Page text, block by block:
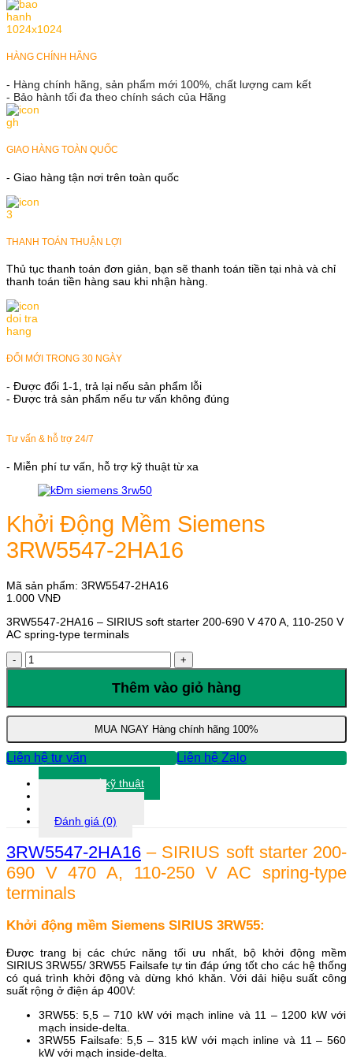
HÀNG CHÍNH HÃNG
- Hàng chính hãng, sản phẩm mới 100%, chất lượng cam kết
- Bảo hành tối đa theo chính sách của Hãng
GIAO HÀNG TOÀN QUỐC
- Giao hàng tận nơi trên toàn quốc
THANH TOÁN THUẬN LỢI
Thủ tục thanh toán đơn giản, bạn sẽ thanh toán tiền tại nhà và chỉ
thanh toán tiền hàng sau khi nhận hàng.
ĐỔI MỚI TRONG 30 NGÀY
- Được đổi 1-1, trả lại nếu sản phẩm lỗi
- Được trả sản phẩm nếu tư vấn không đúng
Tư vấn & hỗ trợ 24/7
- Miễn phí tư vấn, hỗ trợ kỹ thuật từ xa
Khởi Động Mềm Siemens
3RW5547-2HA16
Mã sản phẩm: 3RW5547-2HA16
1.000 VNĐ
3RW5547-2HA16 – SIRIUS soft starter 200-690 V 470 A, 110-250 V
AC spring-type terminals
Khởi
Động
3RW5547-
2HA16
lượng
Thêm vào giỏ hàng
MUA NGAY Hàng chính hãng 100%
Liên hệ tư vấn Liên hệ Zalo
Thông số kỹ thuật
Đánh giá (0)
3RW5547-2HA16 – SIRIUS soft starter 200-
690 V 470 A, 110-250 V AC spring-type
terminals
Khởi động mềm Siemens SIRIUS 3RW55:
Được trang bị các chức năng tối ưu nhất, bộ khởi động mềm
SIRIUS 3RW55/ 3RW55 Failsafe tự tin đáp ứng tốt cho các hệ thống
có quá trình khởi động và dừng khó khăn. Với dải hiệu suất công
suất rộng ở điện áp 400V:
3RW55: 5,5 – 710 kW với mạch inline và 11 – 1200 kW với
mạch inside-delta.
3RW55 Failsafe: 5,5 – 315 kW với mạch inline và 11 – 560
kW với mạch inside-delta.